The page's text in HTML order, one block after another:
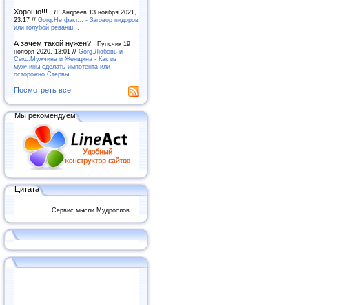
Хорошо!!!..
Л. Андреев 13 ноября 2021,
23:17 // Gorg.Не факт... - Заговор пидоров
или голубой реванш…
А зачем такой нужен?.. Пупсчик 19
ноября 2020, 13:01 // Gorg.Любовь и
Секс.Мужчина и Женщина - Как из
мужчины сделать импотента или
осторожно Стервы.
Посмотреть все
Мы рекомендуем
Цитата
Сервис мысли Мудрослов